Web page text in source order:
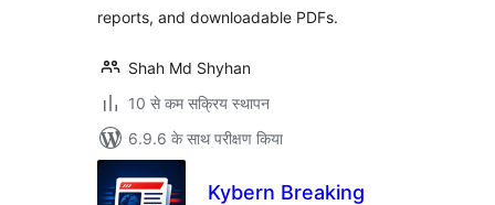
reports, and downloadable PDFs.
Shah Md Shyhan
10 से कम सक्रिय स्थापन
6.9.6 के साथ परीक्षण किया
Kybern Breaking